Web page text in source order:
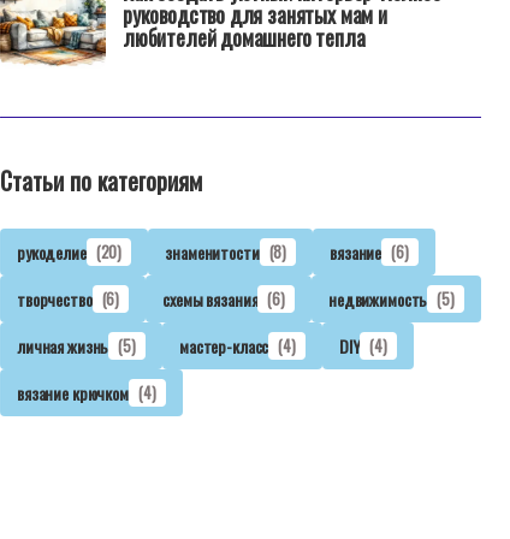
руководство для занятых мам и
любителей домашнего тепла
Статьи по категориям
рукоделие (20) знаменитости (8) вязание (6)
творчество (6) схемы вязания (6) недвижимость (5)
личная жизнь (5) мастер-класс (4) DIY (4)
вязание крючком (4)